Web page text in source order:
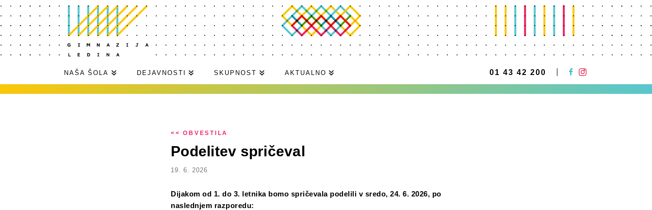
NAŠA ŠOLA DEJAVNOSTI SKUPNOST AKTUALNO 01 43 42 200
<< OBVESTILA
Podelitev spričeval
19. 6. 2026
Dijakom od 1. do 3. letnika bomo spričevala podelili v sredo, 24. 6. 2026, po
naslednjem razporedu: